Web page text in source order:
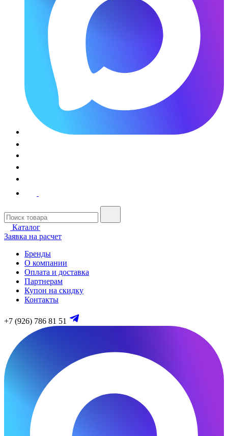
Каталог
Заявка на расчет
Бренды
О компании
Оплата и доставка
Партнерам
Купон на скидку
Контакты
+7 (926) 786 81 51